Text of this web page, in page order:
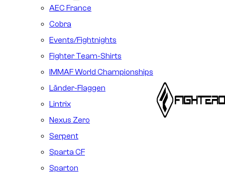
AEC France
Cobra
Events/Fightnights
Fighter Team-Shirts
IMMAF World Championships
Länder-Flaggen
Lintrix
Nexus Zero
Serpent
Sparta CF
Sparton